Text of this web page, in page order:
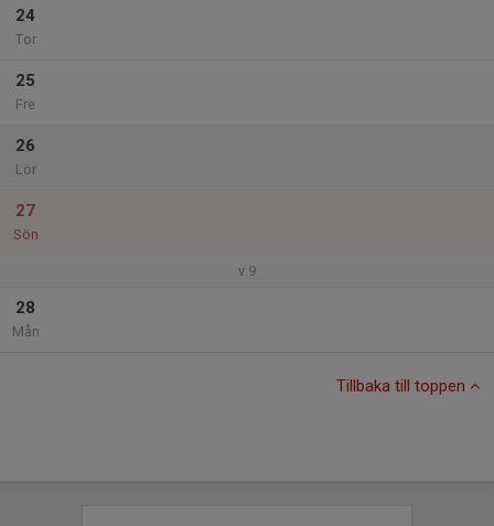
24
Tor
25
Fre
26
Lör
27
Sön
v.9
28
Mån
Tillbaka till toppen